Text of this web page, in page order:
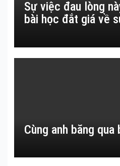
Sự việc đau lòng
bài học đắt giá về
Cùng anh băng